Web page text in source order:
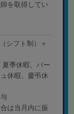
取得してい
シフト制）＋
夏季休暇、バー
休暇、慶弔休
は当月内に振